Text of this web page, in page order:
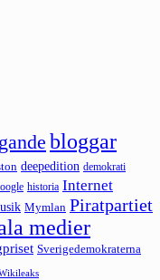
bloggar
deepedition demokrati
historia Internet
Mymlan Piratpartiet
medier
Sverigedemokraterna